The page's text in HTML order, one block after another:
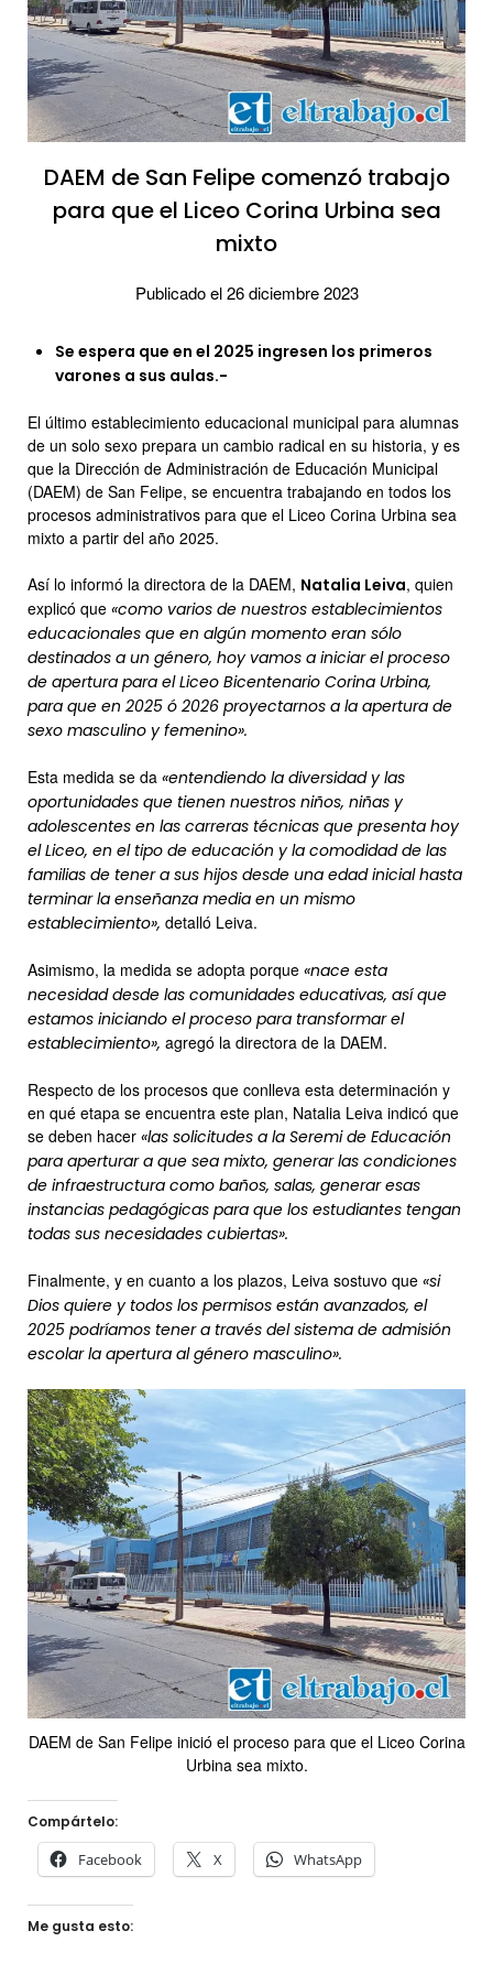
DAEM de San Felipe comenzó trabajo
para que el Liceo Corina Urbina sea
mixto
Publicado el 26 diciembre 2023
Se espera que en el 2025 ingresen los primeros
varones a sus aulas.-
El último establecimiento educacional municipal para alumnas
de un solo sexo prepara un cambio radical en su historia, y es
que la Dirección de Administración de Educación Municipal
(DAEM) de San Felipe, se encuentra trabajando en todos los
procesos administrativos para que el Liceo Corina Urbina sea
mixto a partir del año 2025.
Así lo informó la directora de la DAEM, Natalia Leiva, quien
explicó que «como varios de nuestros establecimientos
educacionales que en algún momento eran sólo
destinados a un género, hoy vamos a iniciar el proceso
de apertura para el Liceo Bicentenario Corina Urbina,
para que en 2025 ó 2026 proyectarnos a la apertura de
sexo masculino y femenino».
Esta medida se da «entendiendo la diversidad y las
oportunidades que tienen nuestros niños, niñas y
adolescentes en las carreras técnicas que presenta hoy
el Liceo, en el tipo de educación y la comodidad de las
familias de tener a sus hijos desde una edad inicial hasta
terminar la enseñanza media en un mismo
establecimiento», detalló Leiva.
Asimismo, la medida se adopta porque «nace esta
necesidad desde las comunidades educativas, así que
estamos iniciando el proceso para transformar el
establecimiento», agregó la directora de la DAEM.
Respecto de los procesos que conlleva esta determinación y
en qué etapa se encuentra este plan, Natalia Leiva indicó que
se deben hacer «las solicitudes a la Seremi de Educación
para aperturar a que sea mixto, generar las condiciones
de infraestructura como baños, salas, generar esas
instancias pedagógicas para que los estudiantes tengan
todas sus necesidades cubiertas».
Finalmente, y en cuanto a los plazos, Leiva sostuvo que «si
Dios quiere y todos los permisos están avanzados, el
2025 podríamos tener a través del sistema de admisión
escolar la apertura al género masculino».
DAEM de San Felipe inició el proceso para que el Liceo Corina
Urbina sea mixto.
Compártelo:
Facebook X WhatsApp
Me gusta esto: